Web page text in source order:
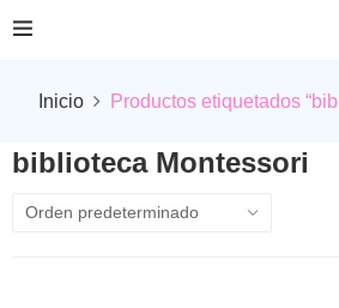
Inicio Productos etiquetados
biblioteca Montessori